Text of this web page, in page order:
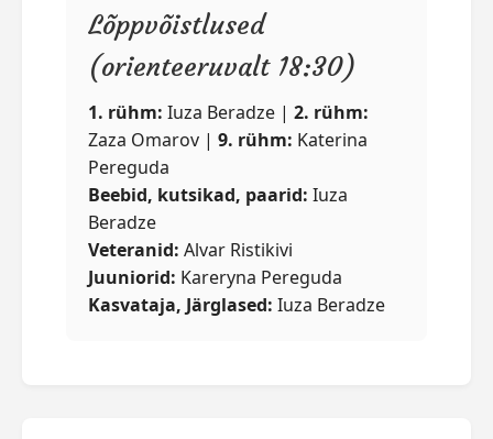
Lõppvõistlused
(orienteeruvalt 18:30)
1. rühm: Iuza Beradze | 2. rühm:
Zaza Omarov | 9. rühm: Katerina
Pereguda
Beebid, kutsikad, paarid: Iuza
Beradze
Veteranid: Alvar Ristikivi
Juuniorid: Kareryna Pereguda
Kasvataja, Järglased: Iuza Beradze